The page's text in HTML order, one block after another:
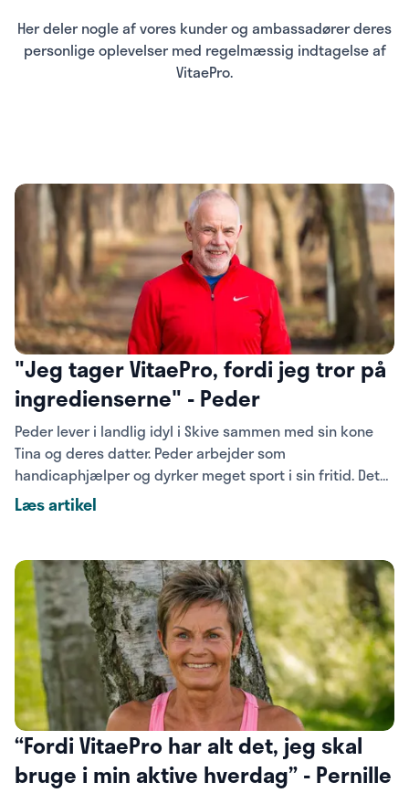
Her deler nogle af vores kunder og ambassadører deres
personlige oplevelser med regelmæssig indtagelse af
VitaePro.
"Jeg tager VitaePro, fordi jeg tror på
ingredienserne" - Peder
Peder lever i landlig idyl i Skive sammen med sin kone
Tina og deres datter. Peder arbejder som
handicaphjælper og dyrker meget sport i sin fritid. Det
kan ofte blive nogle hektiske dage, og det er godt at
have både helbred og fysik på plads. Oplev i denne
sund hverdag.
Læs artikel
“Fordi VitaePro har alt det, jeg skal
bruge i min aktive hverdag” - Pernille